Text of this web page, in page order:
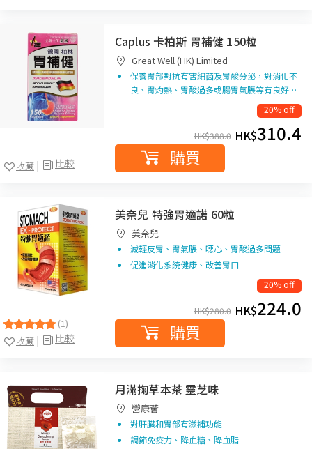
比較
收藏
Caplus 卡柏斯 胃補健 150粒
Great Well (HK) Limited
保養胃部對抗有害細菌及胃酸分泌，對消化不
良、胃灼熱、胃酸過多或腸胃氣脹等有良好…
20% off
HK$388.0 HK$310.4
購買
(1)
比較
收藏
美奈兒 特強胃適諾 60粒
美奈兒
減輕反胃、胃氣脹、噁心、胃酸過多問題
促進消化系統健康、改善胃口
20% off
HK$280.0 HK$224.0
購買
月滿掬草本茶 靈芝味
營康薈
對肝臟和胃部有滋補功能
調節免疫力、降血糖、降血脂